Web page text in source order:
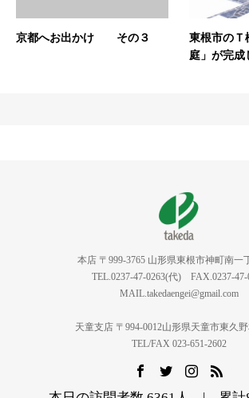
京都へお出かけ その３
東根市のＴ
庭」が完
本店 〒999-3765 山形県東根市神町南一
TEL.0237-47-0263(代) FAX.0237-47-
MAIL.takedaengei@gmail.com
天童支店 〒994-0012山形県天童市東久
TEL/FAX 023-651-2602